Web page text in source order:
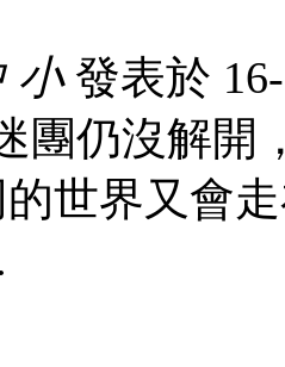
小發表於
團仍沒解開
世界又會